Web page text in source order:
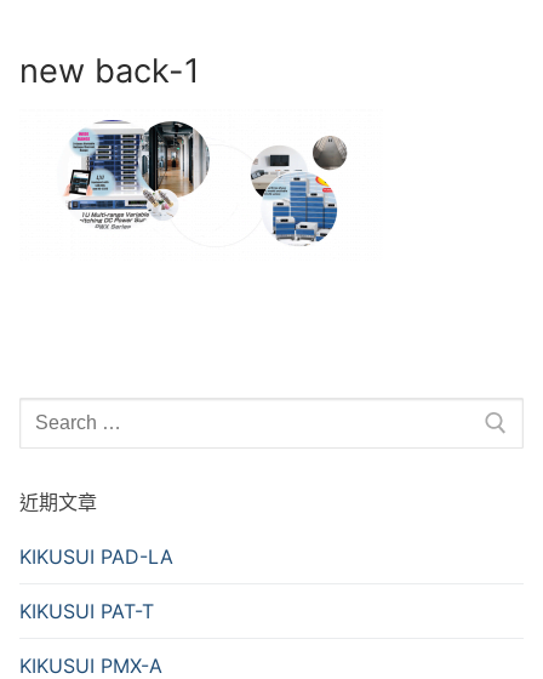
content
new back-1
Search
近期文章
KIKUSUI PAD-LA
KIKUSUI PAT-T
KIKUSUI PMX-A